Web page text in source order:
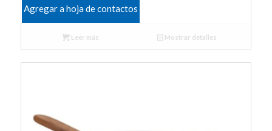
Agregar a hoja de contactos
Leer más Mostrar detalles